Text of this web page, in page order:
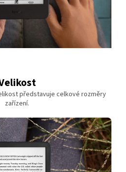
představuje celkové rozměry
zařízení.